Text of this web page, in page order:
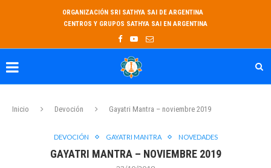
ORGANIZACIÓN SRI SATHYA SAI DE ARGENTINA
CENTROS Y GRUPOS SATHYA SAI EN ARGENTINA
Inicio Devoción Gayatri Mantra – noviembre 2019
DEVOCIÓN GAYATRI MANTRA NOVEDADES
GAYATRI MANTRA – NOVIEMBRE 2019